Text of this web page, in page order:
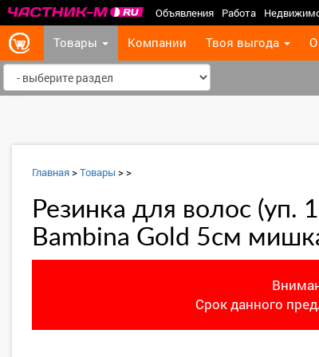
Объявления Работа
Товары Компании Твоя выгода О
Главная>Товары >>
Резинка для волос (уп.
Bambina Gold 5см
Срок данного
‹